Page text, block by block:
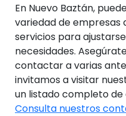
En Nuevo Baztán,
variedad de empresas
servicios para
necesidades.
contactar a varias
invitamos a visitar
un listado completo de
Consulta nuestros